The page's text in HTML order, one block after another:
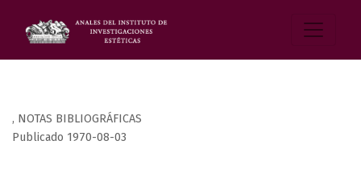
, NOTAS BIBLIOGRÁFICAS
Publicado 1970-08-03